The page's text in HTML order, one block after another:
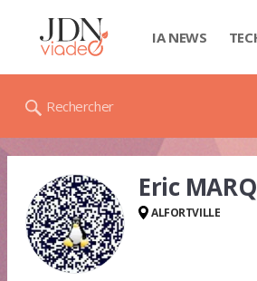
IA NEWS
Rechercher
Eric
ALFORTVILLE